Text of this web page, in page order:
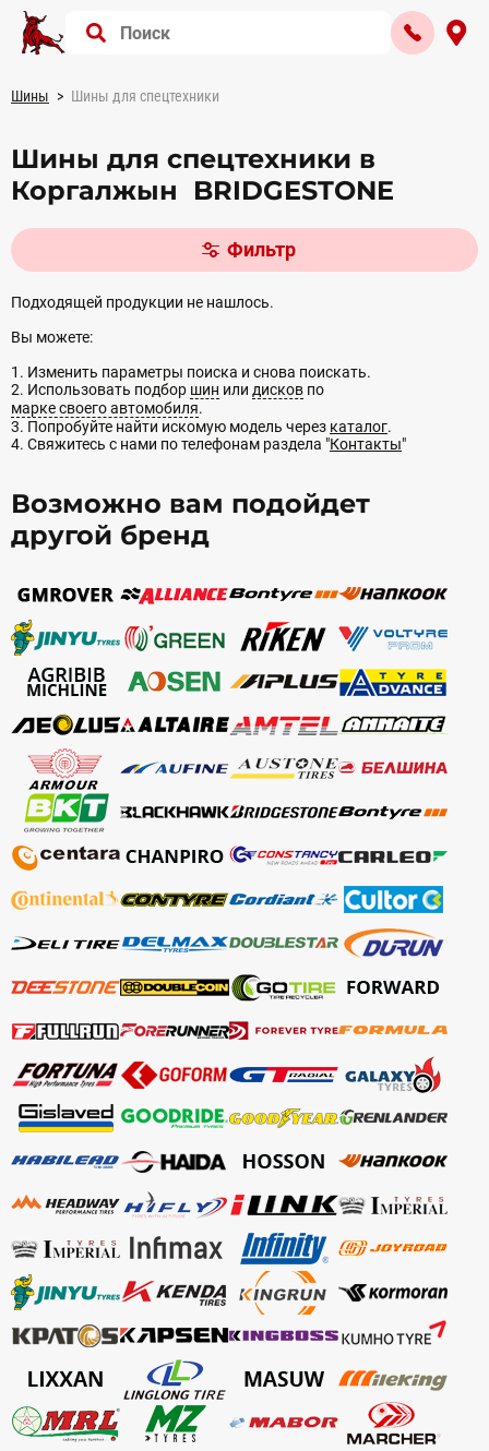
Шины Шины для спецтехники
Шины для спецтехники в
Коргалжын BRIDGESTONE
Фильтр
Подходящей продукции не нашлось.
Вы можете:
1. Изменить параметры поиска и снова поискать.
2. Использовать подбор шин или дисков по
марке своего автомобиля.
3. Попробуйте найти искомую модель через каталог.
4. Свяжитесь с нами по телефонам раздела "Контакты"
Возможно вам подойдет
другой бренд